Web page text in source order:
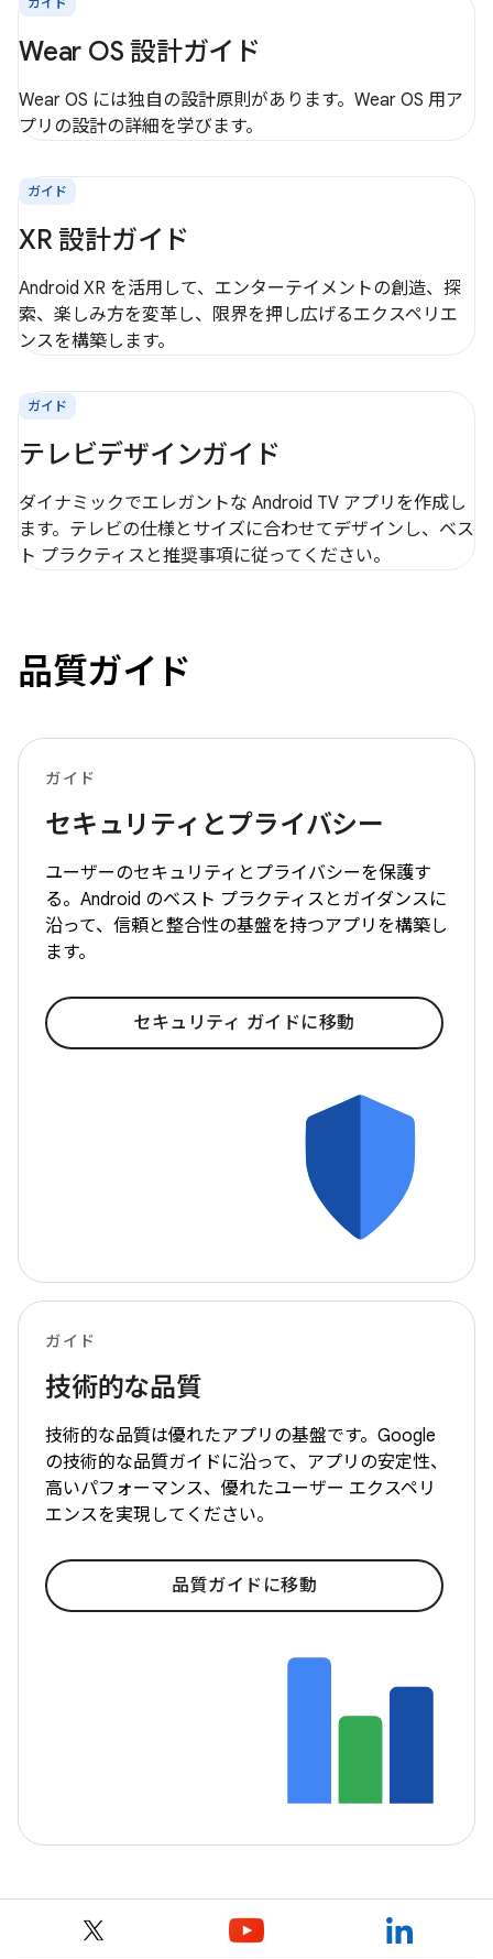
Wear OS 設計ガイド
Wear OS には独自の設計原則があります。Wear OS 用ア
プリの設計の詳細を学びます。
ガイド
XR 設計ガイド
Android XR を活用して、エンターテイメントの創造、探
索、楽しみ方を変革し、限界を押し広げるエクスペリエ
ンスを構築します。
ガイド
テレビデザインガイド
ダイナミックでエレガントな Android TV アプリを作成し
ます。テレビの仕様とサイズに合わせてデザインし、ベス
ト プラクティスと推奨事項に従ってください。
品質ガイド
ガイド
セキュリティとプライバシー
ユーザーのセキュリティとプライバシーを保護す
る。Android のベスト プラクティスとガイダンスに
沿って、信頼と整合性の基盤を持つアプリを構築し
ます。
セキュリティ ガイドに移動
ガイド
技術的な品質
技術的な品質は優れたアプリの基盤です。Google
の技術的な品質ガイドに沿って、アプリの安定性、
高いパフォーマンス、優れたユーザー エクスペリ
エンスを実現してください。
品質ガイドに移動